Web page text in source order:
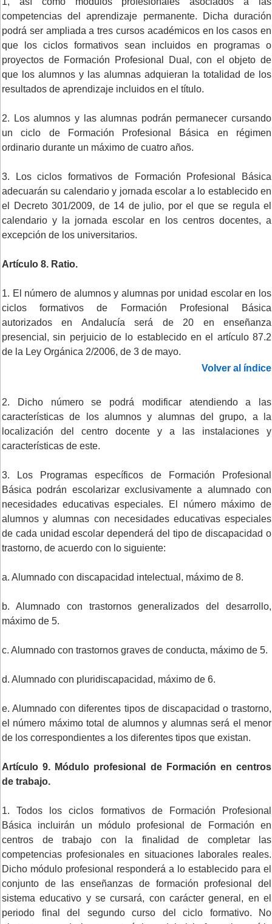
competencias del aprendizaje permanente. Dicha duración
podrá ser ampliada a tres cursos académicos en los casos en
que los ciclos formativos sean incluidos en programas o
proyectos de Formación Profesional Dual, con el objeto de
que los alumnos y las alumnas adquieran la totalidad de los
resultados de aprendizaje incluidos en el título.
2. Los alumnos y las alumnas podrán permanecer cursando
un ciclo de Formación Profesional Básica en régimen
ordinario durante un máximo de cuatro años.
3. Los ciclos formativos de Formación Profesional Básica
adecuarán su calendario y jornada escolar a lo establecido en
el Decreto 301/2009, de 14 de julio, por el que se regula el
calendario y la jornada escolar en los centros docentes, a
excepción de los universitarios.
Artículo 8. Ratio.
1. El número de alumnos y alumnas por unidad escolar en los
ciclos formativos de Formación Profesional Básica
autorizados en Andalucía será de 20 en enseñanza
presencial, sin perjuicio de lo establecido en el artículo 87.2
de la Ley Orgánica 2/2006, de 3 de mayo.
Volver al índice
2. Dicho número se podrá modificar atendiendo a las
características de los alumnos y alumnas del grupo, a la
localización del centro docente y a las instalaciones y
características de este.
3. Los Programas específicos de Formación Profesional
Básica podrán escolarizar exclusivamente a alumnado con
necesidades educativas especiales. El número máximo de
alumnos y alumnas con necesidades educativas especiales
de cada unidad escolar dependerá del tipo de discapacidad o
trastorno, de acuerdo con lo siguiente:
a. Alumnado con discapacidad intelectual, máximo de 8.
b. Alumnado con trastornos generalizados del desarrollo,
máximo de 5.
c. Alumnado con trastornos graves de conducta, máximo de 5.
d. Alumnado con pluridiscapacidad, máximo de 6.
e. Alumnado con diferentes tipos de discapacidad o trastorno,
el número máximo total de alumnos y alumnas será el menor
de los correspondientes a los diferentes tipos que existan.
Artículo 9. Módulo profesional de Formación en centros
de trabajo.
1. Todos los ciclos formativos de Formación Profesional
Básica incluirán un módulo profesional de Formación en
centros de trabajo con la finalidad de completar las
competencias profesionales en situaciones laborales reales.
Dicho módulo profesional responderá a lo establecido para el
conjunto de las enseñanzas de formación profesional del
sistema educativo y se cursará, con carácter general, en el
periodo final del segundo curso del ciclo formativo. No